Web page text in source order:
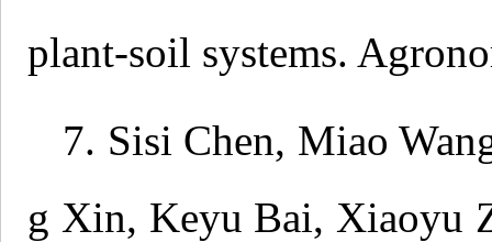
plant-soil systems.
7. Sisi Chen, Miao
g Xin, Keyu Bai, Xiaoyu